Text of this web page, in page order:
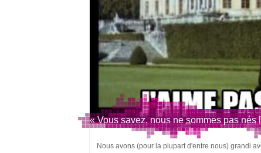
« Vous savez, nous ne sommes pas
Nous avons (pour la plupart d'entre nous) grandi